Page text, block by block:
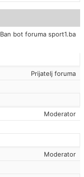
Ban bot foruma sport1.ba
Prijatelj foruma
Moderator
Moderator